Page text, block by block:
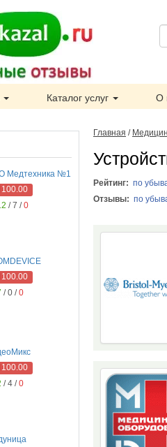
Каталог услуг О
Главная /
Рейтинг: по
Отзывы: по
Медтехника №1
100.00
/ 7 /0
100.00
/ 0 /0
100.00
/ 4 /0